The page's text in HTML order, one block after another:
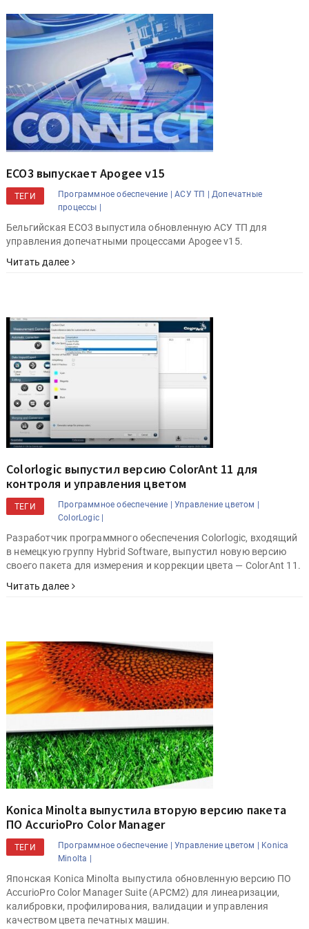
ECO3 выпускает Apogee v15
ТЕГИ Программное обеспечение | АСУ ТП |
Допечатные
процессы |
Бельгийская ECO3 выпустила обновленную АСУ ТП для
управления допечатными процессами Apogee v15.
Читать далее
Colorlogic выпустил версию ColorAnt 11 для
контроля и управления цветом
ТЕГИ Программное обеспечение |
Управление цветом |
ColorLogic |
Разработчик программного обеспечения Colorlogic, входящий
в немецкую группу Hybrid Software, выпустил новую версию
своего пакета для измерения и коррекции цвета — ColorAnt 11.
Читать далее
Konica Minolta выпустила вторую версию пакета
ПО AccurioPro Color Manager
ТЕГИ Программное обеспечение | Управление цветом | Konica
Minolta |
Японская Konica Minolta выпустила обновленную версию ПО
AccurioPro Color Manager Suite (APCM2) для линеаризации,
калибровки, профилирования, валидации и управления
качеством цвета печатных машин.